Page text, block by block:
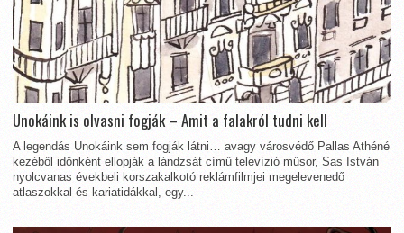
Unokáink is olvasni fogják – Amit a falakról tudni kell
A legendás Unokáink sem fogják látni… avagy városvédő Pallas Athéné
kezéből időnként ellopják a lándzsát című televízió műsor, Sas István
nyolcvanas évekbeli korszakalkotó reklámfilmjei megelevenedő
atlaszokkal és kariatidákkal, egy...